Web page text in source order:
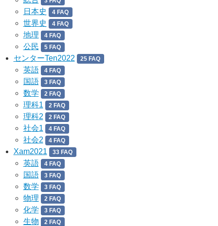
日本史 4 FAQ
世界史 4 FAQ
地理 4 FAQ
公民 5 FAQ
センターTen2022 25 FAQ
英語 4 FAQ
国語 3 FAQ
数学 2 FAQ
理科1 2 FAQ
理科2 2 FAQ
社会1 4 FAQ
社会2 4 FAQ
Xam2021 33 FAQ
英語 4 FAQ
国語 3 FAQ
数学 3 FAQ
物理 2 FAQ
化学 3 FAQ
生物 2 FAQ